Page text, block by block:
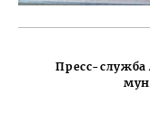
Пресс-